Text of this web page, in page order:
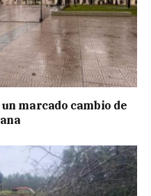
marcado cambio de